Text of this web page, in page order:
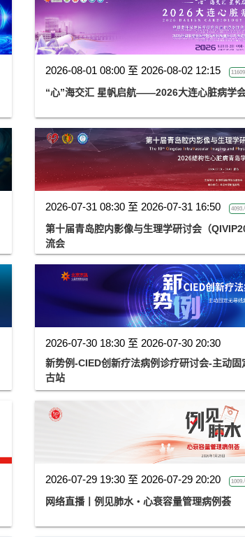
2026-08-01 08:00 至 2026-08-02 12:15
“心”海交汇 星帆启航——2026大连心脏病学
2026-07-31 08:30 至 2026-07-31 16:50 4093
第十届青岛腔内影像与生理学研讨会（
流会
2026-07-30 18:30 至 2026-07-30 20:30
新势例-CIED创新疗法病例诊疗研讨会-主动
古站
2026-07-29 19:30 至 2026-07-29 20:20 1009
网络直播丨例见肺水・心衰容量管理病例荟